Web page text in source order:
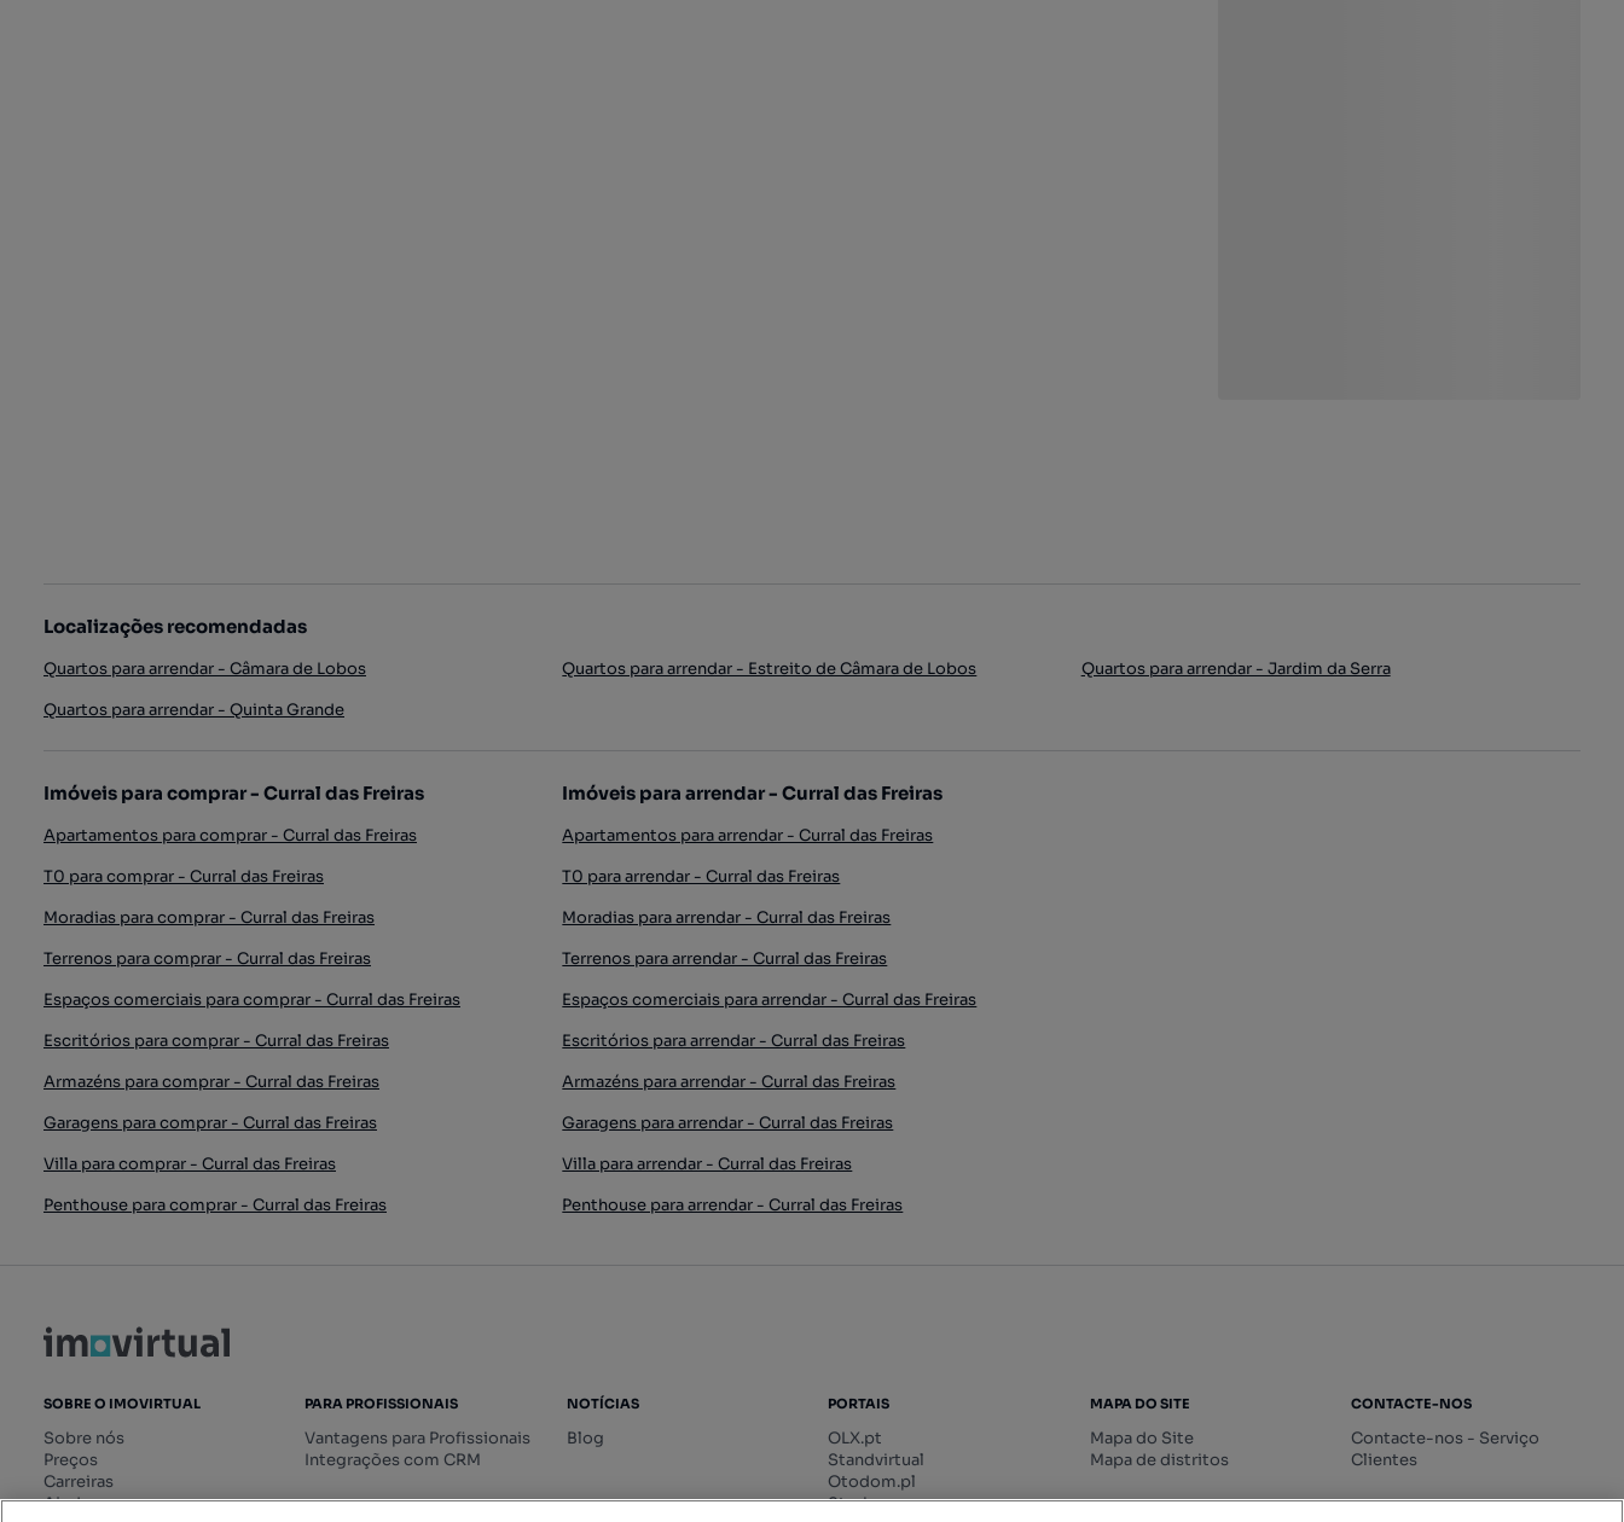
Localizações recomendadas
Quartos para arrendar - Câmara de Lobos Quartos para arrendar - Estreito de Câmara de Lobos
Quartos para arrendar - Jardim da Serra
Quartos para arrendar - Quinta Grande
Imóveis para comprar - Curral das Freiras
Apartamentos para comprar - Curral das Freiras
T0 para comprar - Curral das Freiras
Moradias para comprar - Curral das Freiras
Terrenos para comprar - Curral das Freiras
Espaços comerciais para comprar - Curral das Freiras
Escritórios para comprar - Curral das Freiras
Armazéns para comprar - Curral das Freiras
Garagens para comprar - Curral das Freiras
Villa para comprar - Curral das Freiras
Penthouse para comprar - Curral das Freiras
Imóveis para arrendar - Curral das Freiras
Apartamentos para arrendar - Curral das Freiras
T0 para arrendar - Curral das Freiras
Moradias para arrendar - Curral das Freiras
Terrenos para arrendar - Curral das Freiras
Espaços comerciais para arrendar - Curral das Freiras
Escritórios para arrendar - Curral das Freiras
Armazéns para arrendar - Curral das Freiras
Garagens para arrendar - Curral das Freiras
Villa para arrendar - Curral das Freiras
Penthouse para arrendar - Curral das Freiras
SOBRE O IMOVIRTUAL
Sobre nós
Preços
Carreiras
Ajuda
PARA PROFISSIONAIS
Vantagens para Profissionais
Integrações com CRM
NOTÍCIAS
Blog
PORTAIS
OLX.pt
Standvirtual
Otodom.pl
Storia.ro
MAPA DO SITE
Mapa do Site
Mapa de distritos
CONTACTE-NOS
Contacte-nos - Serviço
Clientes